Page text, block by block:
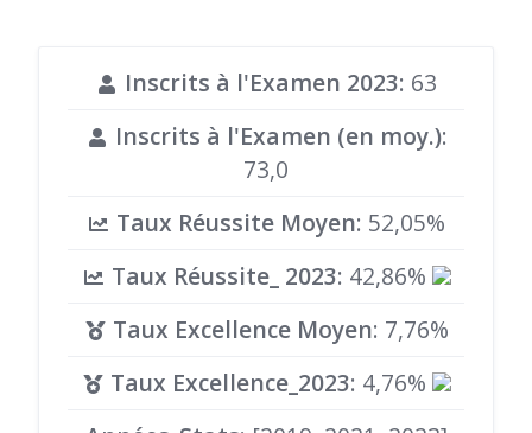
Inscrits à l'Examen 2023: 63
Inscrits à l'Examen (en moy.):
73,0
Taux Réussite Moyen: 52,05%
Taux Réussite_ 2023: 42,86%
Taux Excellence Moyen: 7,76%
Taux Excellence_2023: 4,76%